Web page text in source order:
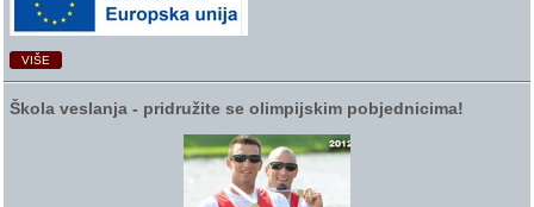
VIŠE
Škola veslanja ‑ pridružite se olimpijskim pobjednicima!